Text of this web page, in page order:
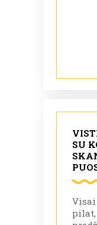
SU